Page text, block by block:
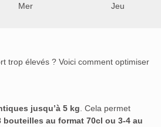
Mer Jeu
trop élevés ? Voici comment optimiser
jusqu’à 5 kg . Cela permet
bouteilles au format 70cl ou 3-4 au